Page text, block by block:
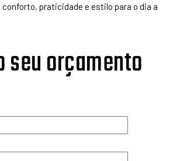
praticidade e estilo para o dia a
seu orçamento